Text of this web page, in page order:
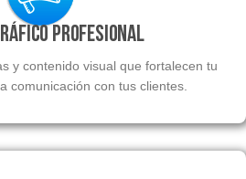
Profesional
y contenido visual que fortalecen tu
comunicación con tus clientes.